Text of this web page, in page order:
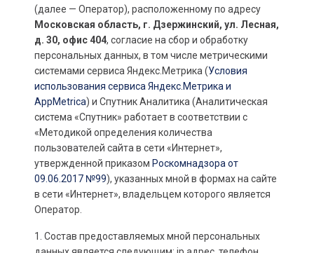
(далее — Оператор), расположенному по адресу
Московская область, г. Дзержинский, ул. Лесная,
д. 30, офис 404, согласие на сбор и обработку
персональных данных, в том числе метрическими
системами сервиса Яндекс.Метрика (Условия
использования сервиса Яндекс.Метрика и
AppMetrica) и Спутник Аналитика (Аналитическая
система «Спутник» работает в соответствии с
«Методикой определения количества
пользователей сайта в сети «Интернет»,
утвержденной приказом Роскомнадзора от
09.06.2017 №99), указанных мной в формах на сайте
в сети «Интернет», владельцем которого является
Оператор.
1. Состав предоставляемых мной персональных